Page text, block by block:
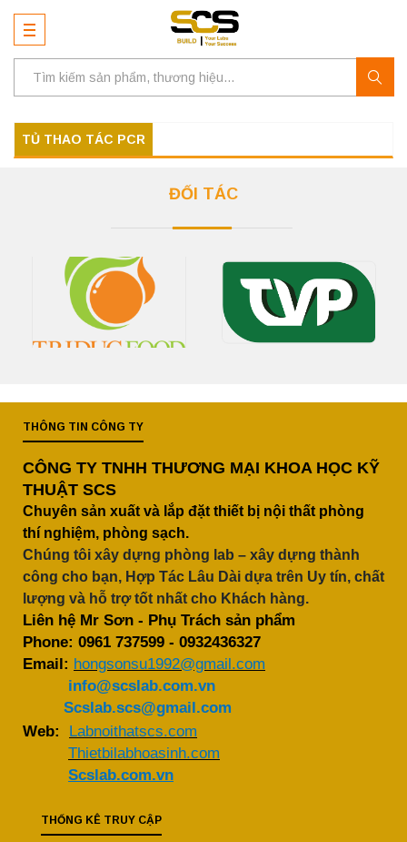
TỦ THAO TÁC PCR
ĐỐI TÁC
THÔNG TIN CÔNG TY
CÔNG TY TNHH THƯƠNG MẠI KHOA HỌC KỸ
THUẬT SCS
Chuyên sản xuất và lắp đặt thiết bị nội thất phòng
thí nghiệm, phòng sạch.
Chúng tôi xây dựng phòng lab – xây dựng thành
công cho bạn, Hợp Tác Lâu Dài dựa trên Uy tín, chất
lượng và hỗ trợ tốt nhất cho Khách hàng.
Liên hệ Mr Sơn - Phụ Trách sản phẩm
Phone: 0961 737599 - 0932436327
Email: hongsonsu1992@gmail.com
info@scslab.com.vn
Scslab.scs@gmail.com
Web: Labnoithatscs.com
Thietbilabhoasinh.com
Scslab.com.vn
THỐNG KÊ TRUY CẬP